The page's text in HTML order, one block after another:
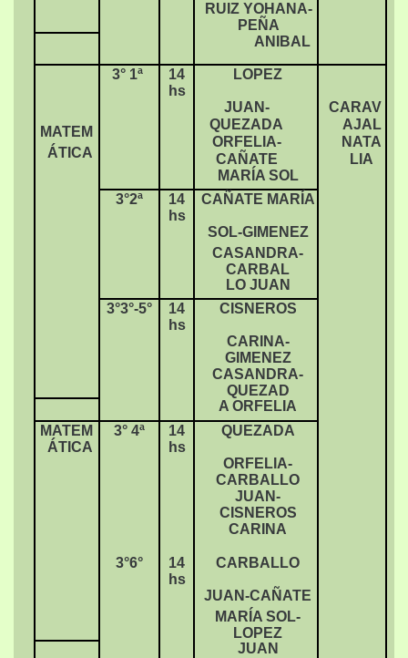
RUIZ YOHANA-
PEÑA
ANIBAL
3° 1ª
14
hs
LOPEZ
MATEM
ÁTICA
JUAN-
QUEZADA
ORFELIA-
CAÑATE
CARAV
AJAL
NATA
LIA
MARÍA SOL
3°2ª
14
hs
CAÑATE MARÍA
SOL-GIMENEZ
CASANDRA-
CARBAL
LO JUAN
3°3°-5°
14
hs
CISNEROS
CARINA-
GIMENEZ
CASANDRA-
QUEZAD
A ORFELIA
MATEM
ÁTICA
3° 4ª
14
hs
QUEZADA
ORFELIA-
CARBALLO
JUAN-
CISNEROS
CARINA
3°6°
14
hs
CARBALLO
JUAN-CAÑATE
MARÍA SOL-
LOPEZ
JUAN